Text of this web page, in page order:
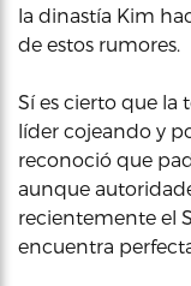
la dinastía Kim
de estos rumores.
Sí es cierto que la
líder cojeando y
reconoció que
aunque
recientemente el
encuentra